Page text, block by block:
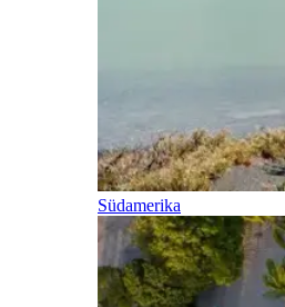
Südamerika